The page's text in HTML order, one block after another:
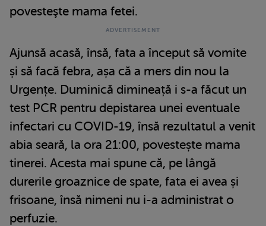
povesteşte mama fetei.
Ajunsă acasă, însă, fata a început să vomite
și să facă febra, așa că a mers din nou la
Urgențe. Duminică dimineață i s-a făcut un
test PCR pentru depistarea unei eventuale
infectari cu COVID-19, însă rezultatul a venit
abia seară, la ora 21:00, povestește mama
tinerei. Acesta mai spune că, pe lângă
durerile groaznice de spate, fata ei avea și
frisoane, însă nimeni nu i-a administrat o
perfuzie.